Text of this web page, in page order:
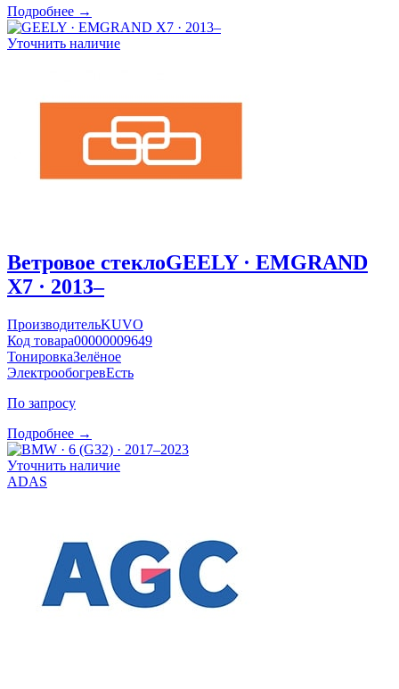
Подробнее →
Уточнить наличие
Ветровое стеклоGEELY · EMGRAND
X7 · 2013–
ПроизводительKUVO
Код товара00000009649
ТонировкаЗелёное
ЭлектрообогревЕсть
По запросу
Подробнее →
Уточнить наличие
ADAS